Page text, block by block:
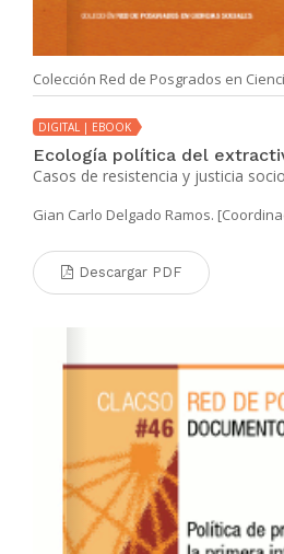
Colección Red de Posgrados en
DIGITAL | EBOOK
Casos de resistencia y justicia
Gian Carlo Delgado Ramos.
Descargar PDF